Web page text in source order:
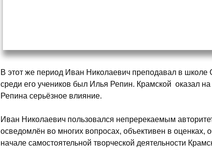
В этот же период Иван Николаевич преподавал в
среди его учеников был Илья Репин. Крамской оказал
Репина серьёзное влияние.
Иван Николаевич пользовался непререкаемым
осведомлён во многих вопросах, объективен в оценках,
начале самостоятельной творческой деятельности